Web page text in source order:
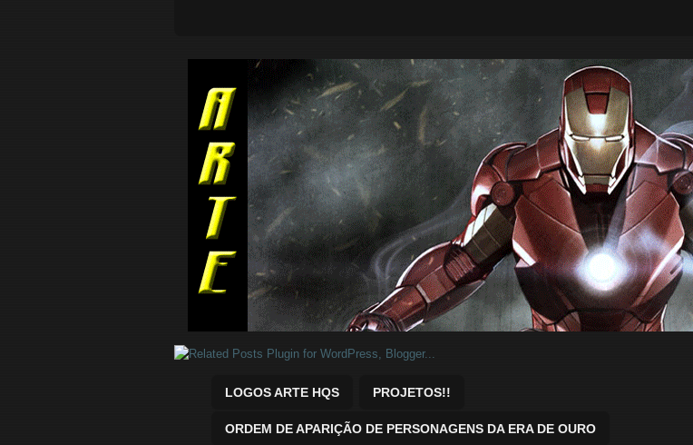
Quadrinhos Marvel e DC para baixar.
LOGOS ARTE HQS PROJETOS!!
ORDEM DE APARIÇÃO DE PERSONAGENS DA ERA DE OURO